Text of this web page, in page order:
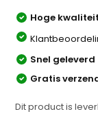
Hoge
Snel geleverd
Gratis
Dit product is